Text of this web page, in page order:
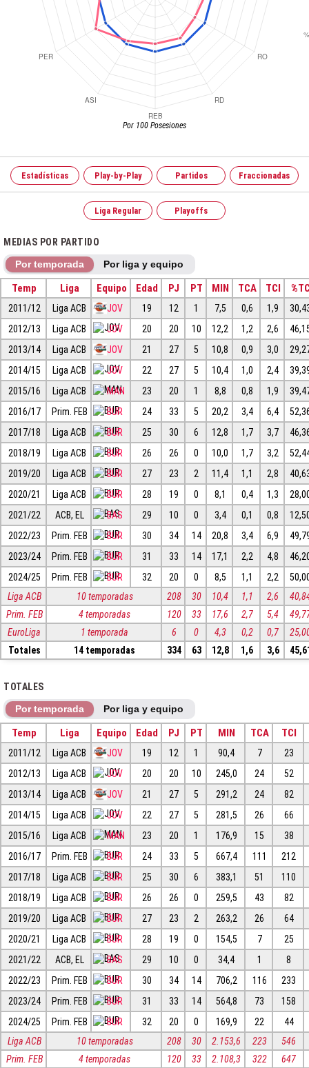
Por 100 Posesiones
Estadísticas Play-by-Play Partidos Fraccionadas
Liga Regular Playoffs
MEDIAS POR PARTIDO
Por temporada Por liga y equipo
Temp Liga Equipo Edad PJ PT MIN TCA TCI
2011/12 Liga ACB JOV 19 12 1 7,5 0,6 1,9
2012/13
Liga ACB JOV 20 20 10 12,2 1,2 2,6
2013/14
Liga ACB JOV 21 27 5 10,8 0,9 3,0
2014/15
Liga ACB JOV 22 27 5 10,4 1,0 2,4
2015/16
Liga ACB MAN 23 20 1 8,8 0,8 1,9
2016/17
Prim. FEB BUR 24 33 5 20,2 3,4 6,4
2017/18
Liga ACB BUR 25 30 6 12,8 1,7 3,7
2018/19
Liga ACB BUR 26 26 0 10,0 1,7 3,2
2019/20
Liga ACB BUR 27 23 2 11,4 1,1 2,8
2020/21
Liga ACB BUR 28 19 0 8,1 0,4 1,3
2021/22
ACB, EL BAS 29 10 0 3,4 0,1 0,8
2022/23
Prim. FEB BUR 30 34 14 20,8 3,4 6,9
2023/24
Prim. FEB BUR 31 33 14 17,1 2,2 4,8
2024/25
Prim. FEB BUR 32 20 0 8,5 1,1 2,2
Liga ACB
10 temporadas 208 30 10,4 1,1 2,6
Prim. FEB
4 temporadas 120 33 17,6 2,7 5,4
EuroLiga
1 temporada 6 0 4,3 0,2 0,7
Totales
14 temporadas 334 63 12,8 1,6 3,6
TOTALES
Por temporada Por liga y equipo
Temp Liga Equipo Edad PJ PT MIN TCA TCI
2011/12 Liga ACB JOV 19 12 1 90,4 7
23
2012/13
Liga ACB JOV 20 20 10 245,0 24
52
2013/14
Liga ACB JOV 21 27 5 291,2 24
82
2014/15
Liga ACB JOV 22 27 5 281,5 26
66
2015/16
Liga ACB MAN 23 20 1 176,9 15
38
2016/17
Prim. FEB BUR 24 33 5 667,4 111
212
2017/18
Liga ACB BUR 25 30 6 383,1 51
110
2018/19
Liga ACB BUR 26 26 0 259,5 43
82
2019/20
Liga ACB BUR 27 23 2 263,2 26
64
2020/21
Liga ACB BUR 28 19 0 154,5 7
25
2021/22
ACB, EL BAS 29 10 0 34,4 1
8
2022/23
Prim. FEB BUR 30 34 14 706,2 116
233
2023/24
Prim. FEB BUR 31 33 14 564,8 73
158
2024/25
Prim. FEB BUR 32 20 0 169,9 22
44
Liga ACB
10 temporadas 208 30 2.153,6 223
546
Prim. FEB
4 temporadas 120 33 2.108,3 322 647